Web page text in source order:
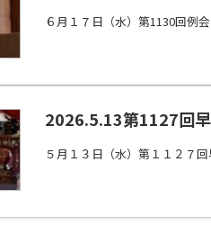
６月１７日（水）第1130回例
2026.5.13第1127回
５月１３日（水）第１１２７